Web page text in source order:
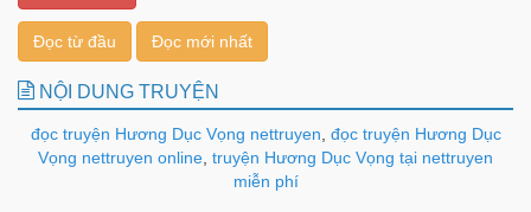
Đọc từ đầu Đọc mới nhất
NỘI DUNG TRUYỆN
đọc truyện Hương Dục Vọng nettruyen đọc truyện Hương Dục
Vọng nettruyen online truyện Hương Dục Vọng tại nettruyen
miễn phí